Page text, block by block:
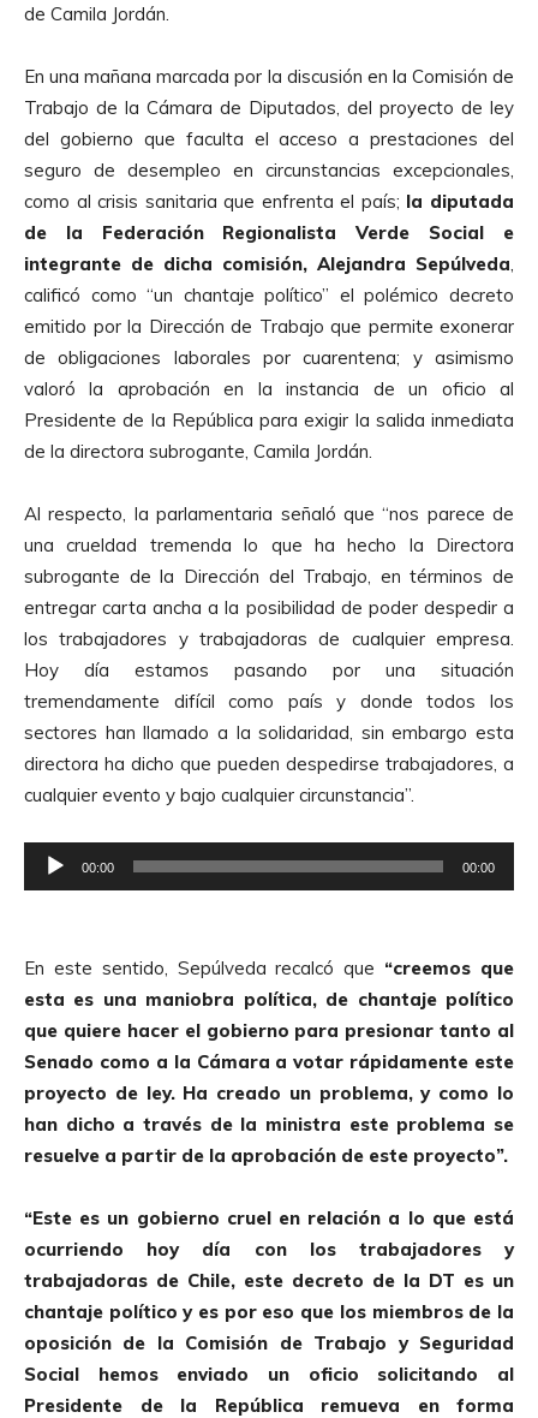
de Camila Jordán.
En una mañana marcada por la discusión en la Comisión de
Trabajo de la Cámara de Diputados, del proyecto de ley
del gobierno que faculta el acceso a prestaciones del
seguro de desempleo en circunstancias excepcionales,
como al crisis sanitaria que enfrenta el país; la diputada
de la Federación Regionalista Verde Social e
integrante de dicha comisión, Alejandra Sepúlveda
calificó como “un chantaje político” el polémico decreto
emitido por la Dirección de Trabajo que permite exonerar
de obligaciones laborales por cuarentena; y asimismo
valoró la aprobación en la instancia de un oficio al
Presidente de la República para exigir la salida inmediata
de la directora subrogante, Camila Jordán.
Al respecto, la parlamentaria señaló que “nos parece de
una crueldad tremenda lo que ha hecho la Directora
subrogante de la Dirección del Trabajo, en términos de
entregar carta ancha a la posibilidad de poder despedir a
los trabajadores y trabajadoras de cualquier empresa.
Hoy día estamos pasando por una situación
tremendamente difícil como país y donde todos los
sectores han llamado a la solidaridad, sin embargo esta
directora ha dicho que pueden despedirse trabajadores, a
cualquier evento y bajo cualquier circunstancia”.
e
o
d
u
c
t
o
r
A
u
d
i
o
00:00 00:00
En este sentido, Sepúlveda recalcó que “creemos que
esta es una maniobra política, de chantaje político
que quiere hacer el gobierno para presionar tanto al
Senado como a la Cámara a votar rápidamente este
proyecto de ley. Ha creado un problema, y como lo
han dicho a través de la ministra este problema se
resuelve a partir de la aprobación de este proyecto”.
“Este es un gobierno cruel en relación a lo que está
ocurriendo hoy día con los trabajadores y
trabajadoras de Chile, este decreto de la DT es un
chantaje político y es por eso que los miembros de la
oposición de la Comisión de Trabajo y Seguridad
Social hemos enviado un oficio solicitando al
Presidente de la República remueva en forma